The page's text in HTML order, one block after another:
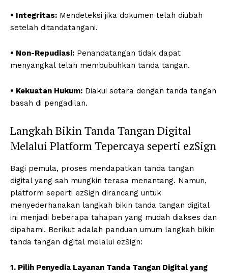
• Integritas: Mendeteksi jika dokumen telah diubah
setelah ditandatangani.
• Non-Repudiasi: Penandatangan tidak dapat
menyangkal telah membubuhkan tanda tangan.
• Kekuatan Hukum: Diakui setara dengan tanda tangan
basah di pengadilan.
Langkah Bikin Tanda Tangan Digital
Melalui Platform Tepercaya seperti ezSign
Bagi pemula, proses mendapatkan tanda tangan
digital yang sah mungkin terasa menantang. Namun,
platform seperti ezSign dirancang untuk
menyederhanakan langkah bikin tanda tangan digital
ini menjadi beberapa tahapan yang mudah diakses dan
dipahami. Berikut adalah panduan umum langkah bikin
tanda tangan digital melalui ezSign:
1. Pilih Penyedia Layanan Tanda Tangan Digital yang